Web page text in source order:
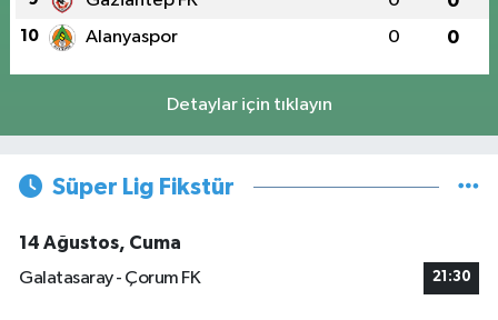
10 Alanyaspor 0 0
Detaylar için tıklayın
Süper Lig Fikstür
14 Ağustos, Cuma
Galatasaray - Çorum FK
21:30